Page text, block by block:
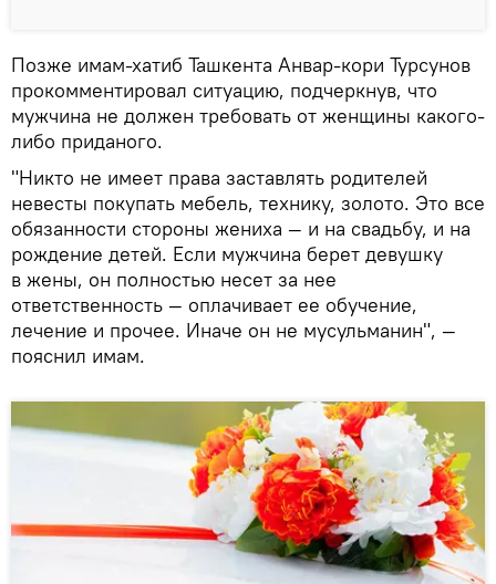
Позже имам-хатиб Ташкента Анвар-кори Турсунов
прокомментировал ситуацию, подчеркнув, что
мужчина не должен требовать от женщины какого-
либо приданого.
"Никто не имеет права заставлять родителей
невесты покупать мебель, технику, золото. Это все
обязанности стороны жениха — и на свадьбу, и на
рождение детей. Если мужчина берет девушку
в жены, он полностью несет за нее
ответственность — оплачивает ее обучение,
лечение и прочее. Иначе он не мусульманин", —
пояснил имам.